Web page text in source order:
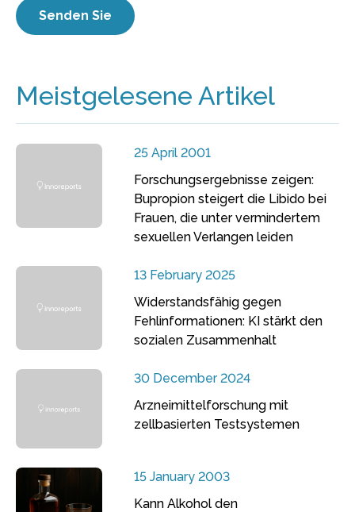
Meistgelesene Artikel
25 April 2001
Forschungsergebnisse zeigen:
Bupropion steigert die Libido bei
Frauen, die unter vermindertem
sexuellen Verlangen leiden
13 February 2025
Widerstandsfähig gegen
Fehlinformationen: KI stärkt den
sozialen Zusammenhalt
30 December 2024
Arzneimittelforschung mit
zellbasierten Testsystemen
15 January 2003
Kann Alkohol den